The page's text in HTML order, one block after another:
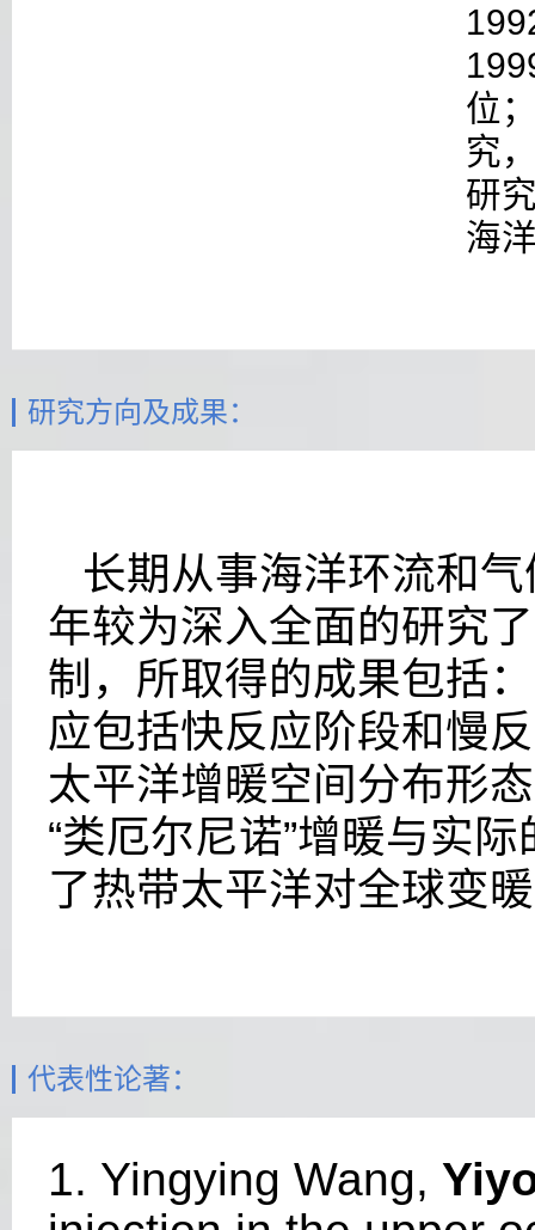
位
究
研
海
研究方向及成果：
长期从事海洋环流和
年较为深入全面的研究
制，所取得的成果包括
应包括快反应阶段和慢
太平洋增暖空间分布形
“类厄尔尼诺”增暖与实
了热带太平洋对全球变
代表性论著：
1. Yingying Wang,